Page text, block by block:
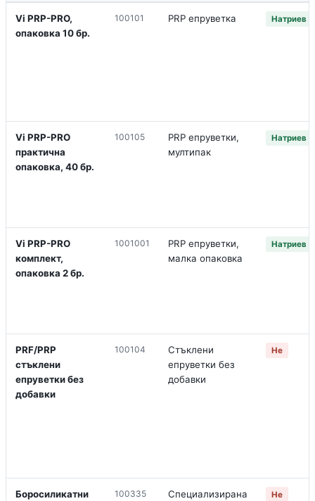
Vi PRP-PRO,
опаковка 10 бр.
100101 PRP епруветка Натриев
Vi PRP-PRO
практична
опаковка, 40 бр.
100105
PRP епруветки,
мултипак
Натриев
Vi PRP-PRO
комплект,
опаковка 2 бр.
1001001
PRP епруветки,
малка опаковка
Натриев
PRF/PRP
стъклени
епруветки без
добавки
100104
Стъклени
епруветки без
добавки
Не
Боросиликатни
100335
Специализирана
Не